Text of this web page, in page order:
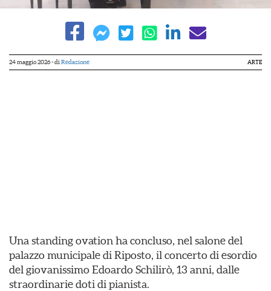
24 maggio 2026- di Redazione ARTE
Una standing ovation ha concluso, nel salone del
palazzo municipale di Riposto, il concerto di esordio
del giovanissimo Edoardo Schilirò, 13 anni, dalle
straordinarie doti di pianista.